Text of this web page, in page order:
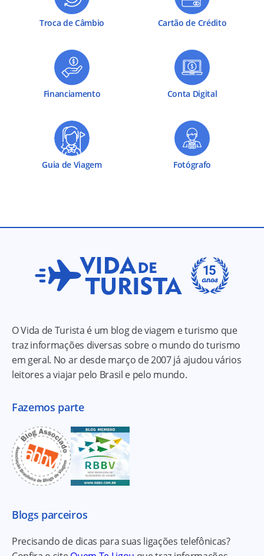
Troca de Câmbio Cartão de Crédito
Financiamento Conta Digital
Guia de Viagem Fotógrafo
O Vida de Turista é um blog de viagem e turismo que
traz informações diversas sobre o mundo do turismo
em geral. No ar desde março de 2007 já ajudou vários
leitores a viajar pelo Brasil e pelo mundo.
Fazemos parte
Blogs parceiros
Precisando de dicas para suas ligações telefônicas?